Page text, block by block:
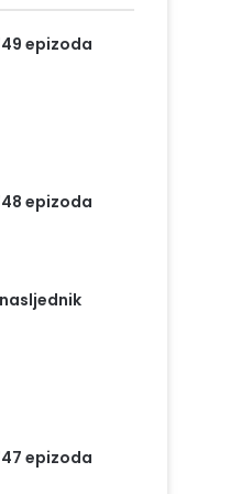
epizoda
epizoda
epizoda